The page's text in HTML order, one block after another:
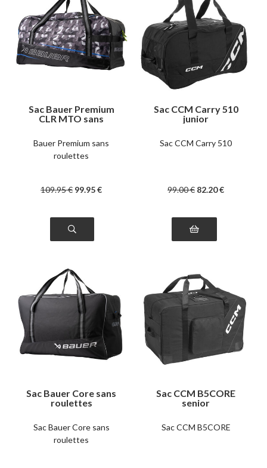
Sac Bauer Premium
CLR MTO sans
Bauer Premium sans
roulettes
109.95€ 99.95€
Sac CCM Carry 510
junior
Sac CCM Carry 510
99.00€ 82.20€
Sac Bauer Core sans
roulettes
Sac Bauer Core sans
roulettes
Sac CCM B5CORE
senior
Sac CCM B5CORE